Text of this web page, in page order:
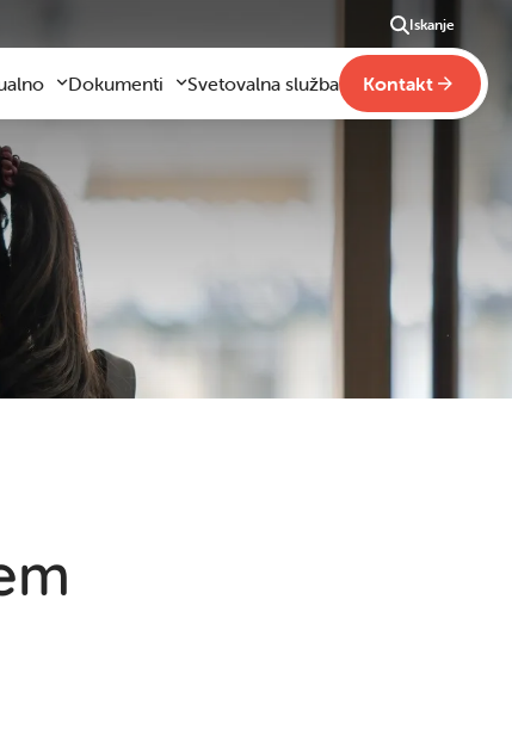
Iskanje
na domu
se je
slik
vsebine
Dokumenti
Drugi pravilniki
Svetovalna služba Kontakt